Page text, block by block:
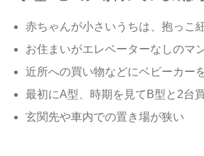
赤ちゃんが小さいうちは、抱っこ
お住まいがエレベーターなしのマ
近所への買い物などにベビーカー
最初にA型、時期を見てB型と2台
玄関先や車内での置き場が狭い